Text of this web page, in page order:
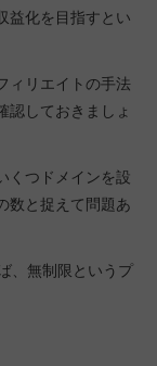
益化を目指すとい
ィリエイトの手法
認しておきましょ
くつドメインを設
数と捉えて問題あ
、無制限というプ